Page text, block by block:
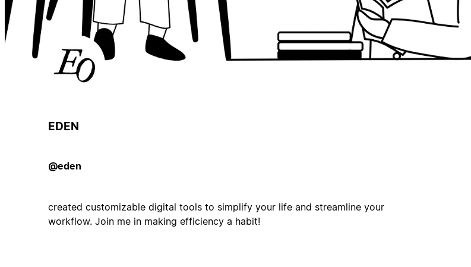
EDEN
@eden
created customizable digital tools to simplify your life and streamline your
workflow. Join me in making efficiency a habit!